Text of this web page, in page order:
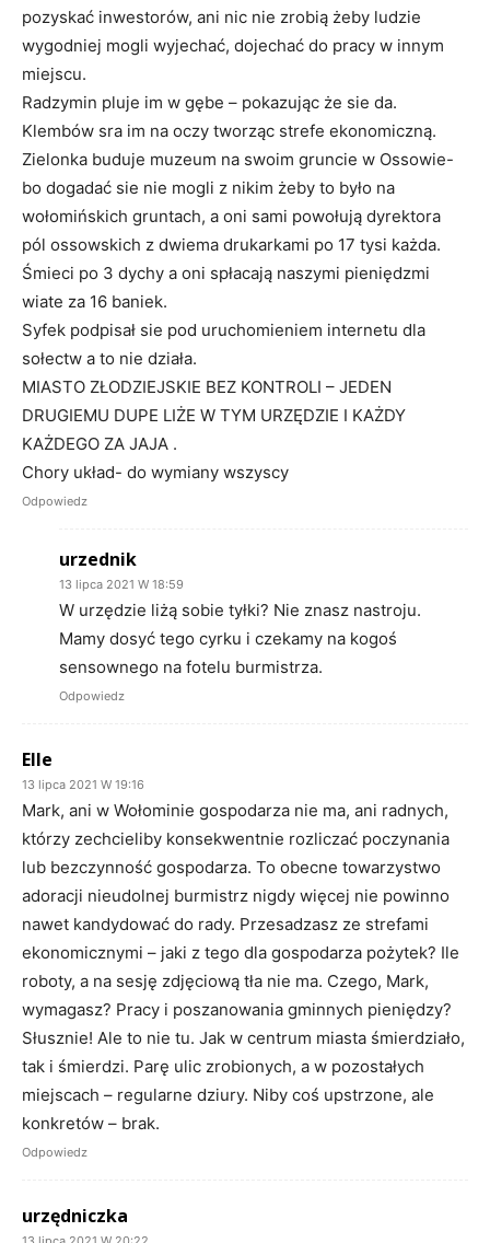
pozyskać inwestorów, ani nic nie zrobią żeby ludzie
wygodniej mogli wyjechać, dojechać do pracy w innym
miejscu.
Radzymin pluje im w gębe – pokazując że sie da.
Klembów sra im na oczy tworząc strefe ekonomiczną.
Zielonka buduje muzeum na swoim gruncie w Ossowie-
bo dogadać sie nie mogli z nikim żeby to było na
wołomińskich gruntach, a oni sami powołują dyrektora
pól ossowskich z dwiema drukarkami po 17 tysi każda.
Śmieci po 3 dychy a oni spłacają naszymi pieniędzmi
wiate za 16 baniek.
Syfek podpisał sie pod uruchomieniem internetu dla
sołectw a to nie działa.
MIASTO ZŁODZIEJSKIE BEZ KONTROLI – JEDEN
DRUGIEMU DUPE LIŻE W TYM URZĘDZIE I KAŻDY
KAŻDEGO ZA JAJA .
Chory układ- do wymiany wszyscy
Odpowiedz
urzednik
13 lipca 2021 W 18:59
W urzędzie liżą sobie tyłki? Nie znasz nastroju.
Mamy dosyć tego cyrku i czekamy na kogoś
sensownego na fotelu burmistrza.
Odpowiedz
Elle
13 lipca 2021 W 19:16
Mark, ani w Wołominie gospodarza nie ma, ani radnych,
którzy zechcieliby konsekwentnie rozliczać poczynania
lub bezczynność gospodarza. To obecne towarzystwo
adoracji nieudolnej burmistrz nigdy więcej nie powinno
nawet kandydować do rady. Przesadzasz ze strefami
ekonomicznymi – jaki z tego dla gospodarza pożytek? Ile
roboty, a na sesję zdjęciową tła nie ma. Czego, Mark,
wymagasz? Pracy i poszanowania gminnych pieniędzy?
Słusznie! Ale to nie tu. Jak w centrum miasta śmierdziało,
tak i śmierdzi. Parę ulic zrobionych, a w pozostałych
miejscach – regularne dziury. Niby coś upstrzone, ale
konkretów – brak.
Odpowiedz
urzędniczka